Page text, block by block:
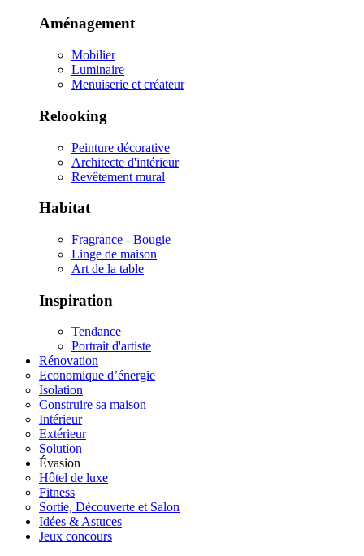
Aménagement
Mobilier
Luminaire
Menuiserie et créateur
Relooking
Peinture décorative
Architecte d'intérieur
Revêtement mural
Habitat
Fragrance - Bougie
Linge de maison
Art de la table
Inspiration
Tendance
Portrait d'artiste
Rénovation
Economique d’énergie
Isolation
Construire sa maison
Intérieur
Extérieur
Solution
Évasion
Hôtel de luxe
Fitness
Sortie, Découverte et Salon
Idées & Astuces
Jeux concours